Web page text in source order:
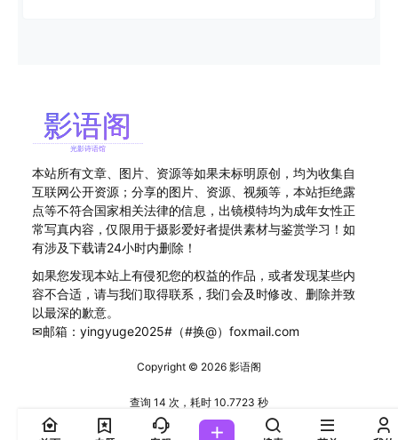
本站所有文章、图片、资源等如果未标明原创，均为收集自
互联网公开资源；分享的图片、资源、视频等，本站拒绝露
点等不符合国家相关法律的信息，出镜模特均为成年女性正
常写真内容，仅限用于摄影爱好者提供素材与鉴赏学习！如
有涉及下载请24小时内删除！
如果您发现本站上有侵犯您的权益的作品，或者发现某些内
容不合适，请与我们取得联系，我们会及时修改、删除并致
以最深的歉意。
✉邮箱：yingyuge2025#（#换@）foxmail.com
Copyright © 2026 影语阁
查询 14 次，耗时 10.7723 秒